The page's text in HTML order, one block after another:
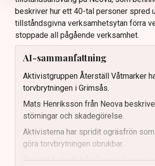
beskriver hur ett 40-tal personer spred
tillståndsgivna verksamhetsytan förra
stoppade all pågående verksamhet.
AI-sammanfattning
Aktivistgruppen Återställ Våtmarker
torvbrytningen i Grimsås.
Mats Henriksson från Neova
störningar och skadegörelse.
Aktivisterna har spridit ogräsfrön
göra torvbrytningen obrukbar.
Rickard Axdorff från Svensk Torv